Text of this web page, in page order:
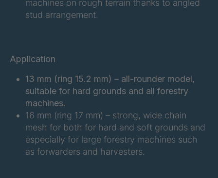
FGP 220 3/3 4046185
FGP 267 3/3 4064264
FGP 232 3/3 4064461
FGP 206 3/3 4099198
machines on rough terrain thanks to angled
stud arrangement.
Application
13 mm (ring 15.2 mm) – all-rounder model,
suitable for hard grounds and all forestry
machines.
16 mm (ring 17 mm) – strong, wide chain
mesh for both for hard and soft grounds and
especially for large forestry machines such
as forwarders and harvesters.